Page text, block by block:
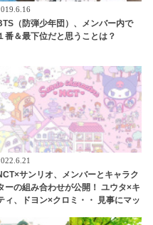
（防弾少年団）、メンバー内で
番＆最下位だと思うことは？
サンリオ、メンバーとキャラク
ーの組み合わせが公開！ ユウタ×キ
ィ、ドヨン×クロミ・・ 見事にマッ